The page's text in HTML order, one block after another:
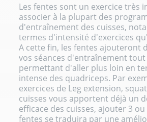
Les fentes sont un exercice très
associer à la plupart des
d'entraînement des cuisses,
termes d'intensité d'exercices
A cette fin, les fentes ajouteront
vos séances d'entraînement tout
permettant d'aller plus loin en
intense des quadriceps. Par
exercices de Leg extension,
cuisses vous apportent déjà un
efficace des cuisses, ajouter 3 ou
fentes se traduira par une